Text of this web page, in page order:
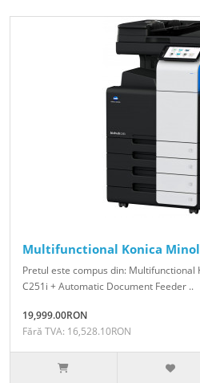
Multifunctional Konica
Pretul este compus din: Multifunctional
C251i + Automatic Document Feeder ..
19,999.00RON
Fără TVA: 16,528.10RON